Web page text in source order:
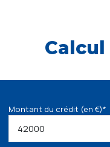
Montant du crédit (en €)*